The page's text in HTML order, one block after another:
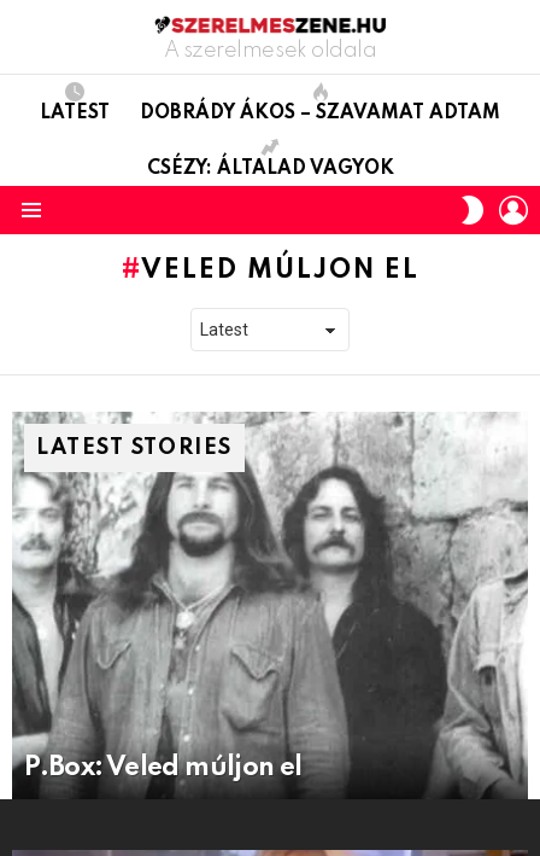
A szerelmesek oldala
LATEST DOBRÁDY ÁKOS – SZAVAMAT ADTAM
CSÉZY: ÁLTALAD VAGYOK
SKIN
VELED MÚLJON EL
LATEST STORIES
P.Box: Veled múljon el